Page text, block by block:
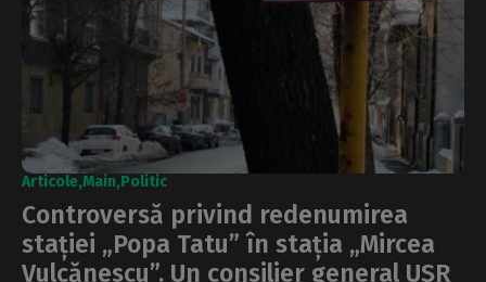
Articole Main Politic
Controversă privind redenumirea
stației „Popa Tatu” în stația „Mircea
Vulcănescu”. Un consilier general USR